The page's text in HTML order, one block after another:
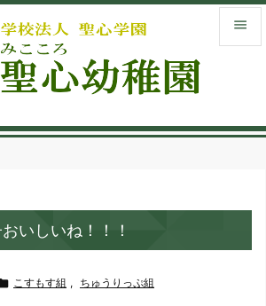

サイド
library_books
いしいね！！！
こすもす組 , ちゅうりっぷ組